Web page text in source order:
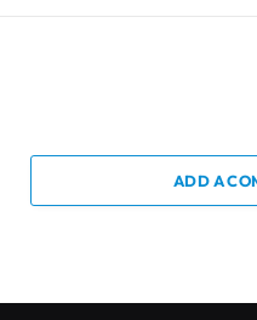
ADD A